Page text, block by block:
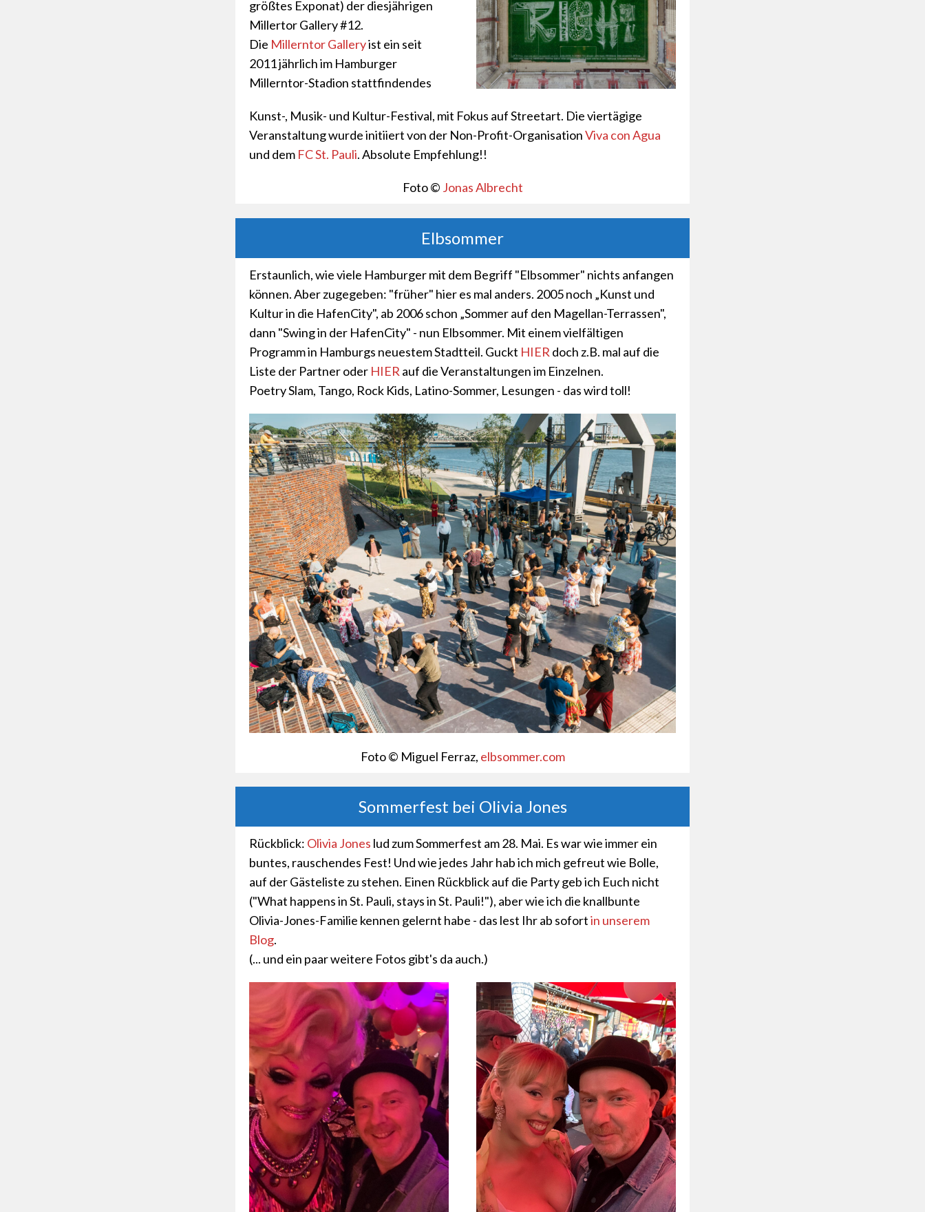
größtes Exponat) der diesjährigen
Millertor Gallery #12.
Die Millerntor Galleryist ein seit
2011 jährlich im Hamburger
Millerntor-Stadion stattfindendes
Kunst-, Musik- und Kultur-Festival, mit Fokus auf Streetart. Die viertägige
Veranstaltung wurde initiiert von der Non-Profit-OrganisationViva con Agua
und dem FC St. Pauli. Absolute Empfehlung!!
Foto © Jonas Albrecht
Elbsommer
Erstaunlich, wie viele Hamburger mit dem Begriff "Elbsommer" nichts anfangen
können. Aber zugegeben: "früher" hier es mal anders. 2005 noch „Kunst und
Kultur in die HafenCity", ab 2006 schon „Sommer auf den Magellan-Terrassen",
dann "Swing in der HafenCity" - nun Elbsommer. Mit einem vielfältigen
Programm in Hamburgs neuestem Stadtteil. Guckt HIER doch z.B. mal auf die
Liste der Partner oder HIER auf die Veranstaltungen im Einzelnen.
Poetry Slam, Tango, Rock Kids, Latino-Sommer, Lesungen - das wird toll!
Foto © Miguel Ferraz, elbsommer.com
Sommerfest bei Olivia Jones
Rückblick: Olivia Jones lud zum Sommerfest am 28. Mai. Es war wie immer ein
buntes, rauschendes Fest! Und wie jedes Jahr hab ich mich gefreut wie Bolle,
auf der Gästeliste zu stehen. Einen Rückblick auf die Party geb ich Euch nicht
("What happens in St. Pauli, stays in St. Pauli!"), aber wie ich die knallbunte
Olivia-Jones-Familie kennen gelernt habe - das lest Ihr ab sofortin unserem
Blog.
(... und ein paar weitere Fotos gibt's da auch.)